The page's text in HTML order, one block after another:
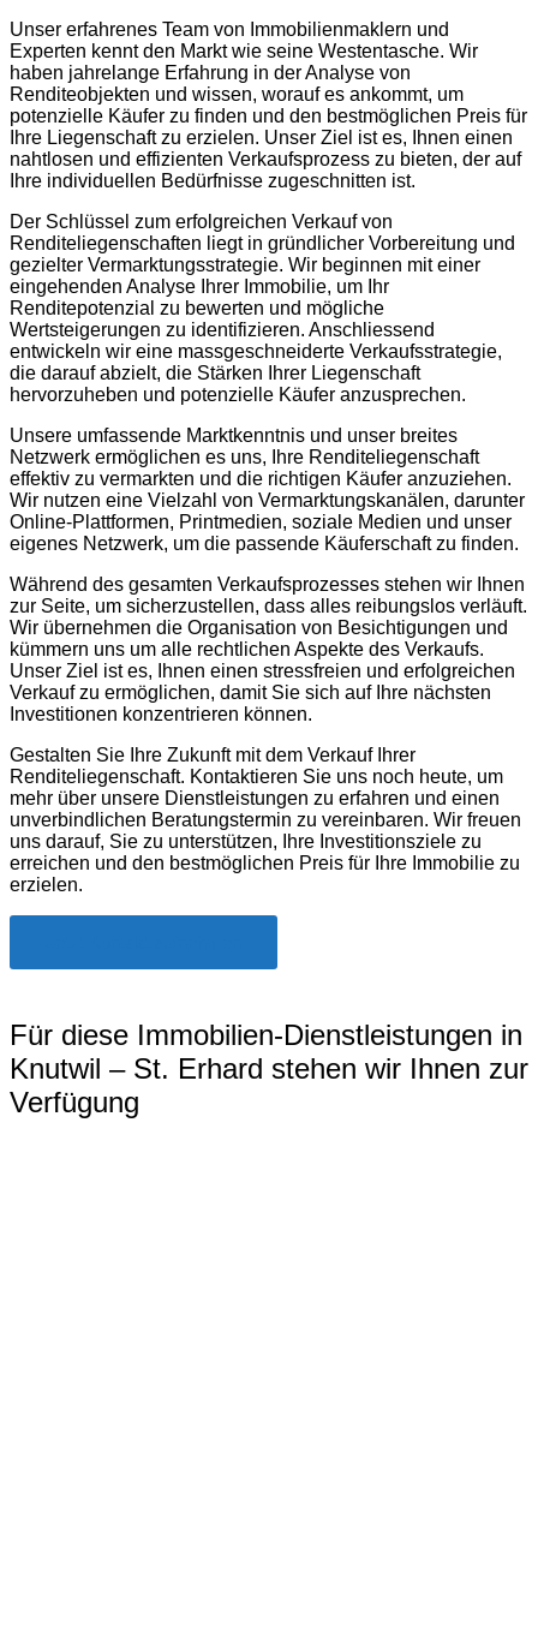
Unser erfahrenes Team von Immobilienmaklern und
Experten kennt den Markt wie seine Westentasche. Wir
haben jahrelange Erfahrung in der Analyse von
Renditeobjekten und wissen, worauf es ankommt, um
potenzielle Käufer zu finden und den bestmöglichen Preis für
Ihre Liegenschaft zu erzielen. Unser Ziel ist es, Ihnen einen
nahtlosen und effizienten Verkaufsprozess zu bieten, der auf
Ihre individuellen Bedürfnisse zugeschnitten ist.
Der Schlüssel zum erfolgreichen Verkauf von
Renditeliegenschaften liegt in gründlicher Vorbereitung und
gezielter Vermarktungsstrategie. Wir beginnen mit einer
eingehenden Analyse Ihrer Immobilie, um Ihr
Renditepotenzial zu bewerten und mögliche
Wertsteigerungen zu identifizieren. Anschliessend
entwickeln wir eine massgeschneiderte Verkaufsstrategie,
die darauf abzielt, die Stärken Ihrer Liegenschaft
hervorzuheben und potenzielle Käufer anzusprechen.
Unsere umfassende Marktkenntnis und unser breites
Netzwerk ermöglichen es uns, Ihre Renditeliegenschaft
effektiv zu vermarkten und die richtigen Käufer anzuziehen.
Wir nutzen eine Vielzahl von Vermarktungskanälen, darunter
Online-Plattformen, Printmedien, soziale Medien und unser
eigenes Netzwerk, um die passende Käuferschaft zu finden.
Während des gesamten Verkaufsprozesses stehen wir Ihnen
zur Seite, um sicherzustellen, dass alles reibungslos verläuft.
Wir übernehmen die Organisation von Besichtigungen und
kümmern uns um alle rechtlichen Aspekte des Verkaufs.
Unser Ziel ist es, Ihnen einen stressfreien und erfolgreichen
Verkauf zu ermöglichen, damit Sie sich auf Ihre nächsten
Investitionen konzentrieren können.
Gestalten Sie Ihre Zukunft mit dem Verkauf Ihrer
Renditeliegenschaft. Kontaktieren Sie uns noch heute, um
mehr über unsere Dienstleistungen zu erfahren und einen
unverbindlichen Beratungstermin zu vereinbaren. Wir freuen
uns darauf, Sie zu unterstützen, Ihre Investitionsziele zu
erreichen und den bestmöglichen Preis für Ihre Immobilie zu
erzielen.
Für diese Immobilien-Dienstleistungen in
Knutwil – St. Erhard stehen wir Ihnen zur
Verfügung